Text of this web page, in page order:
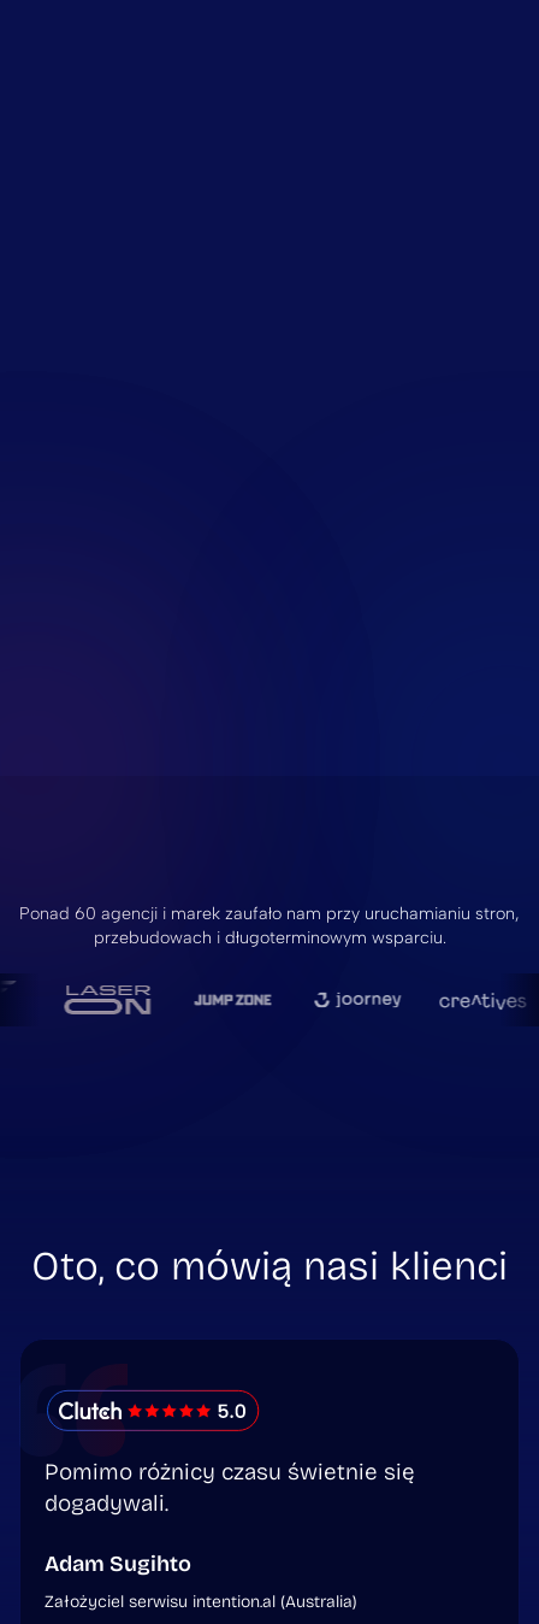
Ponad 60 agencji i marek zaufało nam przy uruchamianiu stron,
przebudowach i długoterminowym wsparciu.
Oto, co mówią nasi klienci
Pomimo różnicy czasu świetnie się
dogadywali.
Adam Sugihto
Założyciel serwisu intention.al (Australia)